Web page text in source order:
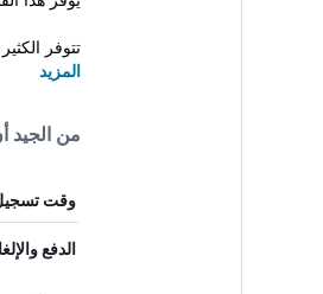
تتوفر
المزيد
من الجيد
وقت
الدفع